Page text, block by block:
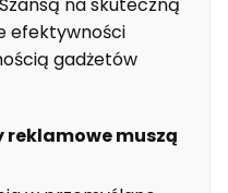
efektywności
gadżetów
reklamowe muszą